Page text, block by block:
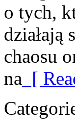
o tych,
działają
chaosu
na [